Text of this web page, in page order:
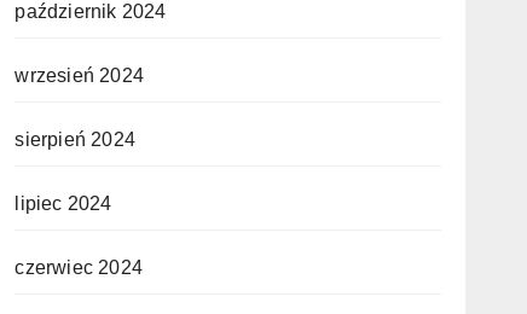
październik 2024
wrzesień 2024
sierpień 2024
lipiec 2024
czerwiec 2024